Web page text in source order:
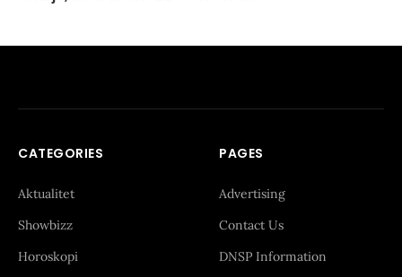
CATEGORIES
Aktualitet
Showbizz
Horoskopi
PAGES
Advertising
Contact Us
DNSP Information